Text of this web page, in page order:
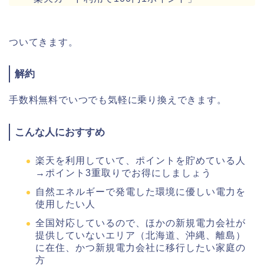
ついてきます。
解約
手数料無料でいつでも気軽に乗り換えできます。
こんな人におすすめ
楽天を利用していて、ポイントを貯めている人
→ポイント3重取りでお得にしましょう
自然エネルギーで発電した環境に優しい電力を
使用したい人
全国対応しているので、ほかの新規電力会社が
提供していないエリア（北海道、沖縄、離島）
に在住、かつ新規電力会社に移行したい家庭の
方